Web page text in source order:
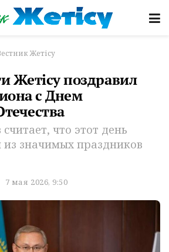
Жетісу
Жетісу поздравил
с Днем
что этот день
из значимых праздников
7 мая 2026, 9:50